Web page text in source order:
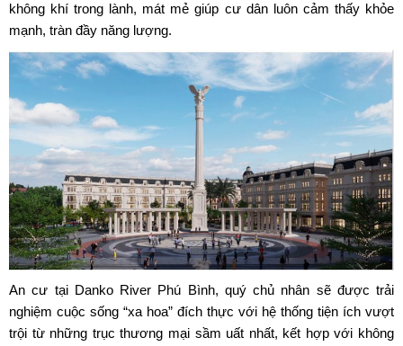
không khí trong lành, mát mẻ giúp cư dân luôn cảm thấy khỏe
mạnh, tràn đầy năng lượng.
An cư tại Danko River Phú Bình, quý chủ nhân sẽ được trải
nghiệm cuộc sống “xa hoa” đích thực với hệ thống tiện ích vượt
trội từ những trục thương mại sầm uất nhất, kết hợp với không